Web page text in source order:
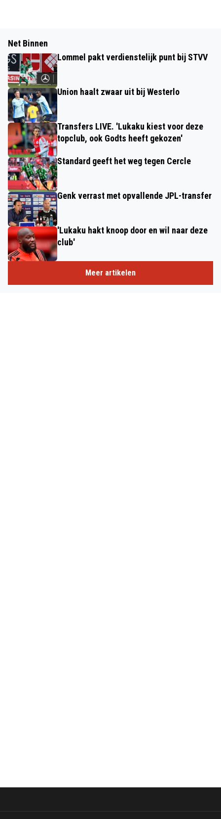
Net Binnen
Lommel pakt verdienstelijk punt bij STVV
Union haalt zwaar uit bij Westerlo
Transfers LIVE. 'Lukaku kiest voor deze
topclub, ook Godts heeft gekozen'
Standard geeft het weg tegen Cercle
Genk verrast met opvallende JPL-transfer
'Lukaku hakt knoop door en wil naar deze
club'
Meer artikelen